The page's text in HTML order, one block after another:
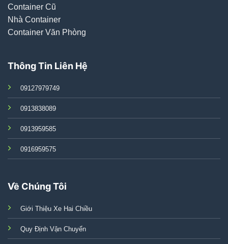
Container Cũ
Nhà Container
Container Văn Phòng
Thông Tin Liên Hệ
09127979749
0913838089
0913959585
0916959575
Về Chúng Tôi
Giới Thiệu Xe Hai Chiều
Quy Định Vận Chuyển